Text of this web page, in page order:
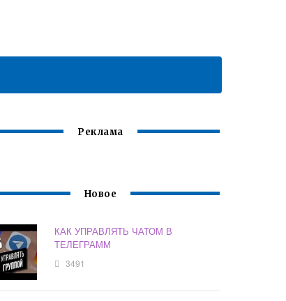
Реклама
Новое
КАК УПРАВЛЯТЬ ЧАТОМ В
ТЕЛЕГРАММ
3491